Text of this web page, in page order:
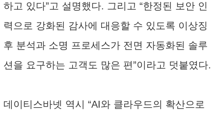
하고 있다”고 설명했다. 그리고 “한정된 보안 인
력으로 강화된 감사에 대응할 수 있도록 이상징
후 분석과 소명 프로세스가 전면 자동화된 솔루
션을 요구하는 고객도 많은 편”이라고 덧붙였다.
데이티스바넷 역시 “AI와 클라우드의 확산으로